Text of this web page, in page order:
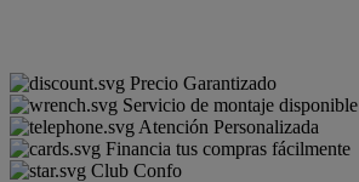
Precio Garantizado
Servicio de montaje disponible
Atención Personalizada
Financia tus compras fácilmente
Club Confo